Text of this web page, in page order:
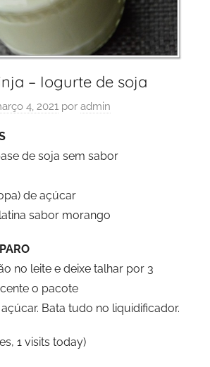
– Iogurte de soja
4, 2021 por admin
de soja sem sabor
de açúcar
sabor morango
no leite e deixe talhar por 3
o pacote
Bata tudo no liquidificador.
1 visits today)